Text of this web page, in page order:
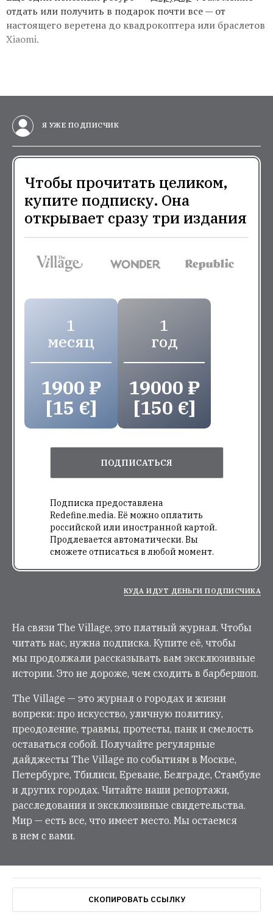
отдать или получить в подарок почти все — от
настоящего веретена до квадрокоптера или браслетов
Xiaomi.
Я УЖЕ ПОДПИСЧИК
Чтобы прочитать целиком,
купите подписку. Она
открывает сразу три издания
1
месяц
1900 ₽
[15 €]
1
год
19000 ₽
[150 €]
ПОДПИСАТЬСЯ
Подписка предоставлена
Redefine.media. Её можно оплатить
российской или иностранной картой.
Продлевается автоматически. Вы
сможете отписаться в любой момент.
КУДА ИДУТ ДЕНЬГИ ПОДПИСЧИКА
На связи The Village, это платный журнал. Чтобы
читать нас, нужна подписка. Купите её, чтобы
мы продолжали рассказывать вам эксклюзивные
истории. Это не дороже, чем сходить в барбершоп.
The Village — это журнал о городах и жизни
вопреки: про искусство, уличную политику,
преодоление, травмы, протесты, панк и смелость
оставаться собой. Получайте регулярные
дайджесты The Village по событиям в Москве,
Петербурге, Тбилиси, Ереване, Белграде, Стамбуле
и других городах. Читайте наши репортажи,
расследования и эксклюзивные свидетельства.
Мир — есть все, что имеет место. Мы остаемся
в нем с вами.
СКОПИРОВАТЬ ССЫЛКУ